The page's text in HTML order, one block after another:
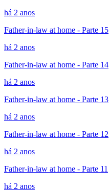
há 2 anos
Father-in-law at home - Parte 15
há 2 anos
Father-in-law at home - Parte 14
há 2 anos
Father-in-law at home - Parte 13
há 2 anos
Father-in-law at home - Parte 12
há 2 anos
Father-in-law at home - Parte 11
há 2 anos